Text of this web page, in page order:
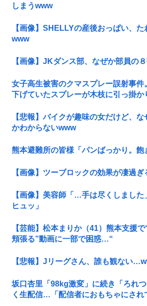
しまうwww
【画像】SHELLYの産後おっぱい、
www
【画像】JKダンス部、なぜか部員の
女子高生被害のクマスプレー誤射事件
下げていたスプレーが木枝に引っ掛か
【悲報】バイクが趣味の女だけど、
かわからないwww
熊本避難所の皆様「パンばっかり。飽
【画像】ツーブロックの効果が凄過
【画像】美容師「…手は尽くしまし
ヒュッ」
【芸能】松本まりか（41）熊本支援
頬張る”動画に一部で困惑…“
【悲報】Jリーグさん、誰も観ない
坂口杏里「98kg激変」に続き「ろれ
く生配信…「配信者におもちゃにされ